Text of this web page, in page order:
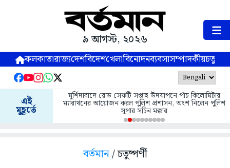
৯ আগস্ট, ২০২৬
কলকাতারাজ্যদেশবিদেশখেলাবিনোদনব্যবসাসম্পাদকীয়
এই
মুহূর্তে
মুর্শিদাবাদে রোড সেফটি সপ্তাহ উদযাপনে পাঁচ কিলোমিটার
ম্যারাথনের আয়োজন করল পুলিশ প্রশাসন, অংশ নিলেন পুলিশ
সুপার সচিন মক্কার
বর্তমান/ চতুষ্পর্ণী